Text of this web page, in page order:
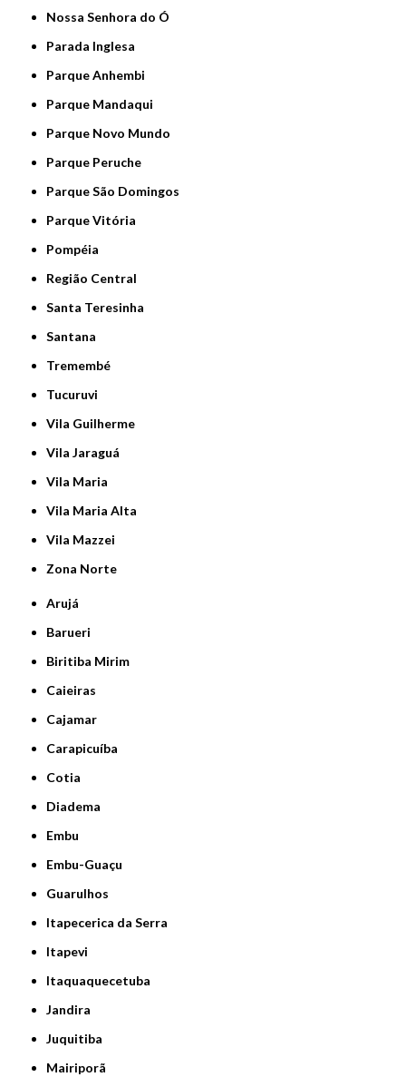
Nossa Senhora do Ó
Parada Inglesa
Parque Anhembi
Parque Mandaqui
Parque Novo Mundo
Parque Peruche
Parque São Domingos
Parque Vitória
Pompéia
Região Central
Santa Teresinha
Santana
Tremembé
Tucuruvi
Vila Guilherme
Vila Jaraguá
Vila Maria
Vila Maria Alta
Vila Mazzei
Zona Norte
Arujá
Barueri
Biritiba Mirim
Caieiras
Cajamar
Carapicuíba
Cotia
Diadema
Embu
Embu-Guaçu
Guarulhos
Itapecerica da Serra
Itapevi
Itaquaquecetuba
Jandira
Juquitiba
Mairiporã